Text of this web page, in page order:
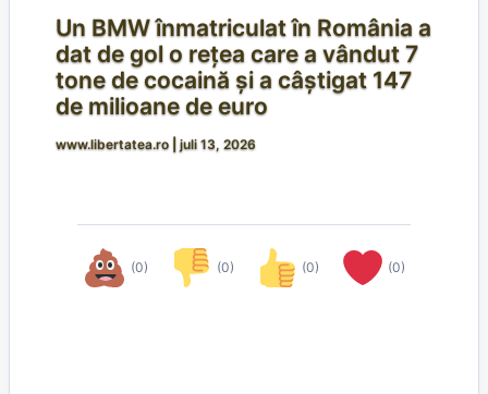
Un BMW înmatriculat în România a
dat de gol o rețea care a vândut 7
tone de cocaină și a câștigat 147
de milioane de euro
www.libertatea.ro juli 13, 2026
(0) (0) (0) (0)